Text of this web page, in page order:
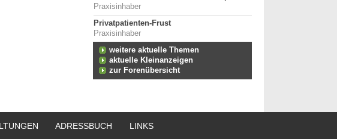
Praxisinhaber
Privatpatienten-Frust
Praxisinhaber
weitere aktuelle Themen
aktuelle Kleinanzeigen
zur Forenübersicht
ADRESSBUCH LINKS